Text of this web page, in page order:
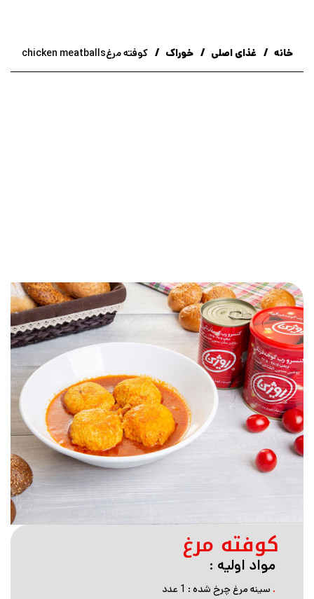
خانه غذای اصلی خوراک کوفته مرغchicken meatballs
کوفته مرغ
مواد اولیه :
. سینه مرغ چرخ شده : 1 عدد